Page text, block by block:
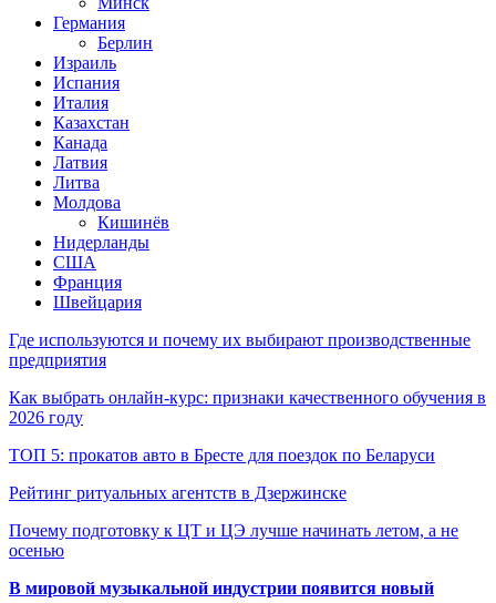
Германия
Берлин
Израиль
Испания
Италия
Казахстан
Канада
Латвия
Литва
Молдова
Кишинёв
Нидерланды
США
Франция
Швейцария
Где используются и почему их выбирают производственные
предприятия
Как выбрать онлайн-курс: признаки качественного обучения в
2026 году
ТОП 5: прокатов авто в Бресте для поездок по Беларуси
Рейтинг ритуальных агентств в Дзержинске
Почему подготовку к ЦТ и ЦЭ лучше начинать летом, а не
осенью
В мировой музыкальной индустрии появится новый